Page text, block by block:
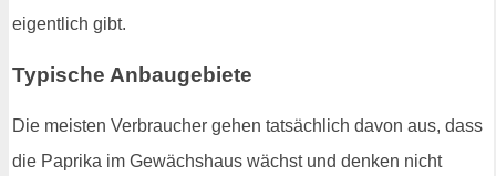
eigentlich gibt.
Typische Anbaugebiete
Die meisten Verbraucher gehen tatsächlich davon aus, dass
die Paprika im Gewächshaus wächst und denken nicht